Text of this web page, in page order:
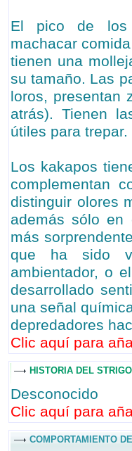
El pico de los
machacar
tienen una
su tamaño. Las
loros, presentan
atrás). Tienen
útiles para trepar.
Los kakapos
complementan
distinguir olores
además sólo en
más
que ha sido
ambientador, o
desarrollado
una señal
depredadores
Clic aquí para
HISTORIA DEL
Desconocido
Clic aquí para
COMPORTAMIENTO